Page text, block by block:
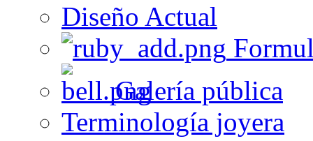
Diseño Actual
Galería pública
Terminología joyera